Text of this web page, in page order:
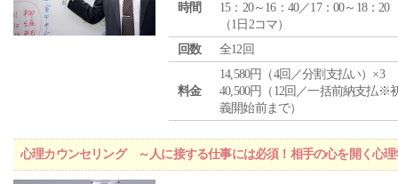
時間
15：20～16：40／17：00～18：20
（1日2コマ）
回数
全12回
料金
14,580円（4回／分割支払い）×3
40,500円（12回／一括前納支払※
義開始前まで）
心理カウンセリング ～人に接する仕事には必須！相手の心を開く心理